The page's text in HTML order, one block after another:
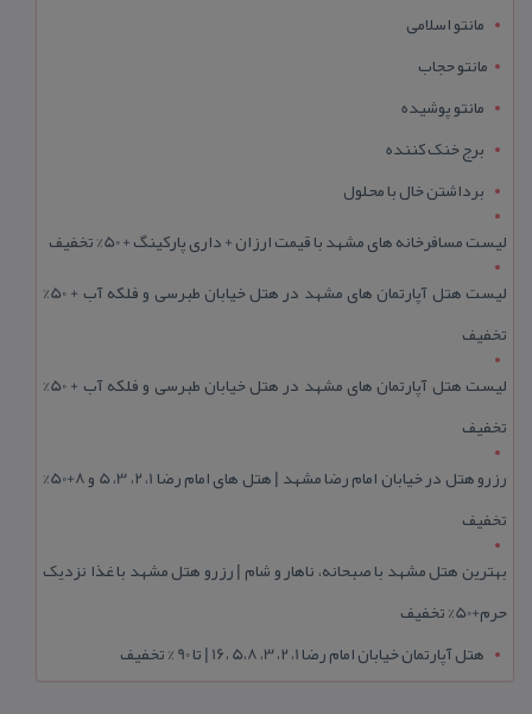
مانتو اسلامی
مانتو حجاب
مانتو پوشیده
برج خنک کننده
برداشتن خال با محلول
لیست مسافرخانه های مشهد با قیمت ارزان + داری پارکینگ + 50% تخفیف
لیست هتل آپارتمان های مشهد در هتل خیابان طبرسی و فلکه آب + 50%
تخفیف
لیست هتل آپارتمان های مشهد در هتل خیابان طبرسی و فلکه آب + 50%
تخفیف
رزرو هتل در خیابان امام رضا مشهد | هتل‌ های امام رضا 1، 2، 3، 5 و 8+50%
تخفیف
بهترین هتل مشهد با صبحانه، ناهار و شام | رزرو هتل مشهد با غذا نزدیک
حرم+50% تخفیف
هتل آپارتمان خیابان امام رضا 1، 2، 3، 5،8 ،16 | تا 90 % تخفیف